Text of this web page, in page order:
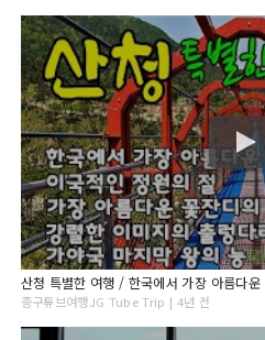
종구튜브여행JG Tube Trip | 4년 전